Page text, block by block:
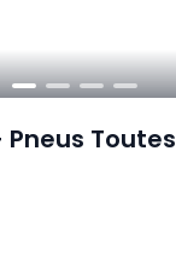
Toutes
60 R18 114V